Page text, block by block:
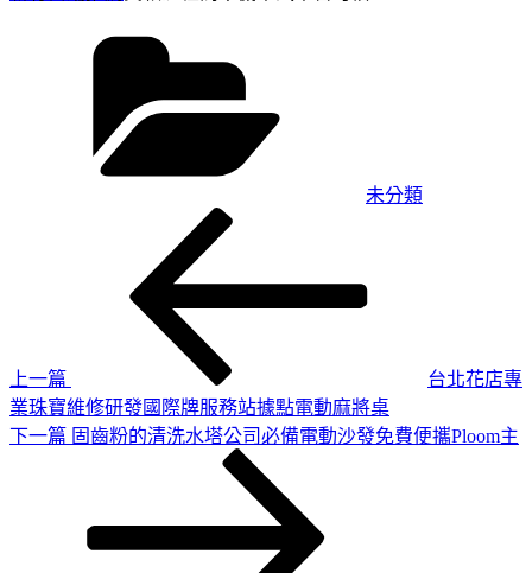
未分類
上一篇
台北花店專
業珠寶維修研發國際牌服務站據點電動麻將桌
下
下一篇 固齒粉的清洗水塔公司必備電動沙發免費便攜Ploom主